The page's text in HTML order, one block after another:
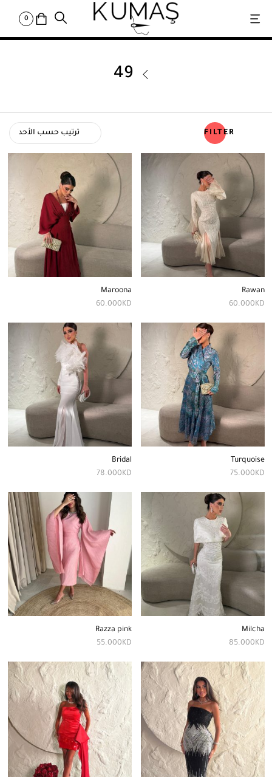
0
49
FILTER
Rawan
60.000KD
Maroona
60.000KD
Turquoise
75.000KD
Bridal
78.000KD
Milcha
85.000KD
Razza pink
55.000KD